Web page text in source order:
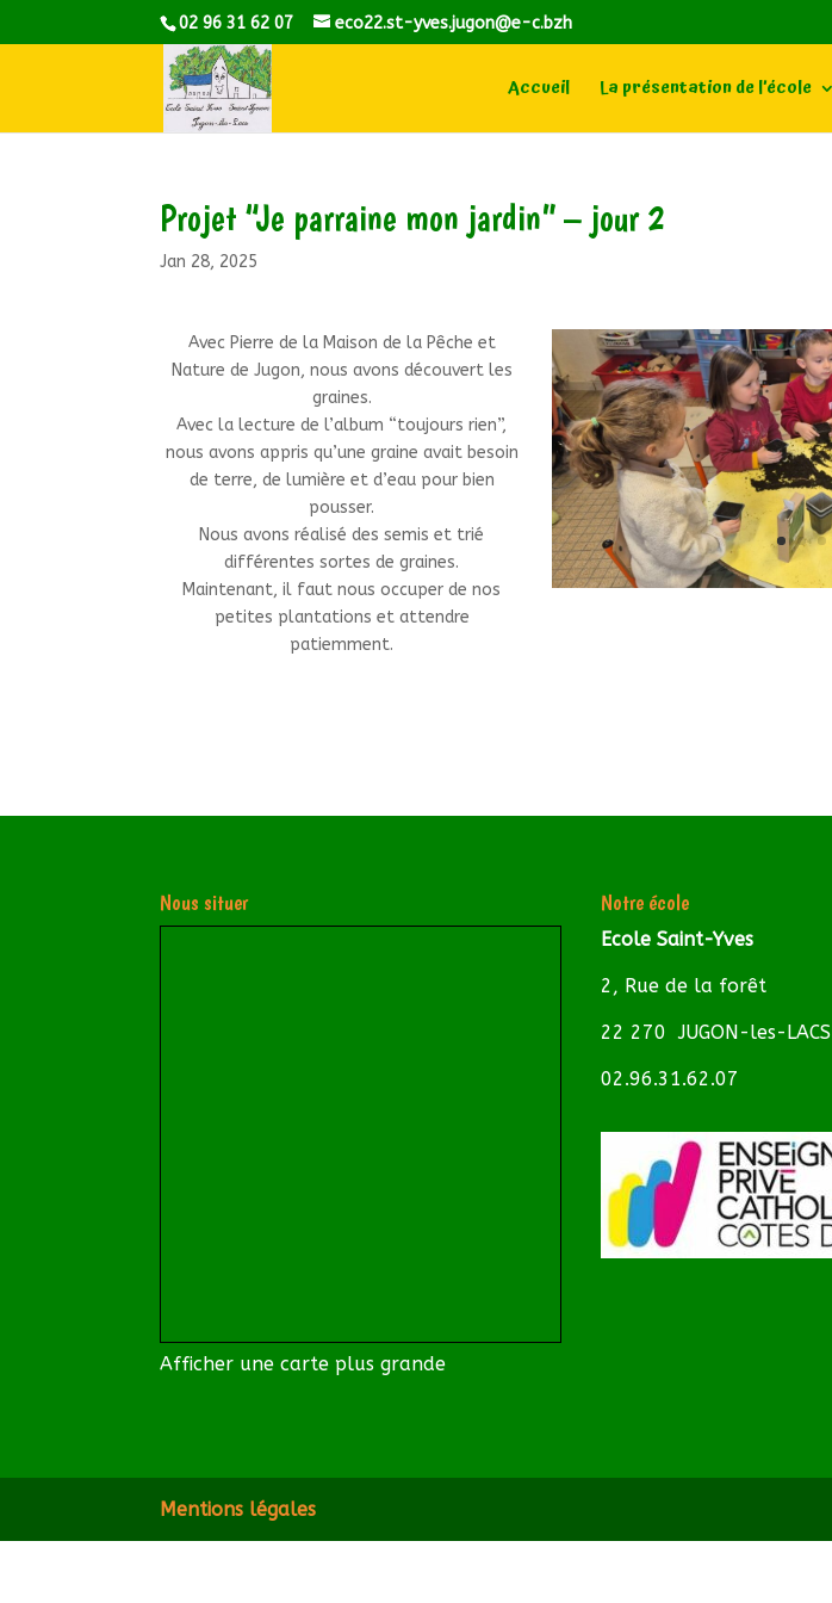
02 96 31 62 07 eco22.st-yves.jugon@e-c.bzh
Accueil La présentation de l’école
Projet “Je parraine mon jardin” – jour 2
Jan 28, 2025
Avec Pierre de la Maison de la Pêche et
Nature de Jugon, nous avons découvert les
graines.
Avec la lecture de l’album “toujours rien”,
nous avons appris qu’une graine avait besoin
de terre, de lumière et d’eau pour bien
pousser.
Nous avons réalisé des semis et trié
différentes sortes de graines.
Maintenant, il faut nous occuper de nos
petites plantations et attendre
patiemment.
Nous situer
Afficher une carte plus grande
Notre école
Ecole Saint-Yves
2, Rue de la forêt
22 270 JUGON-les-LACS
02.96.31.62.07
Mentions légales